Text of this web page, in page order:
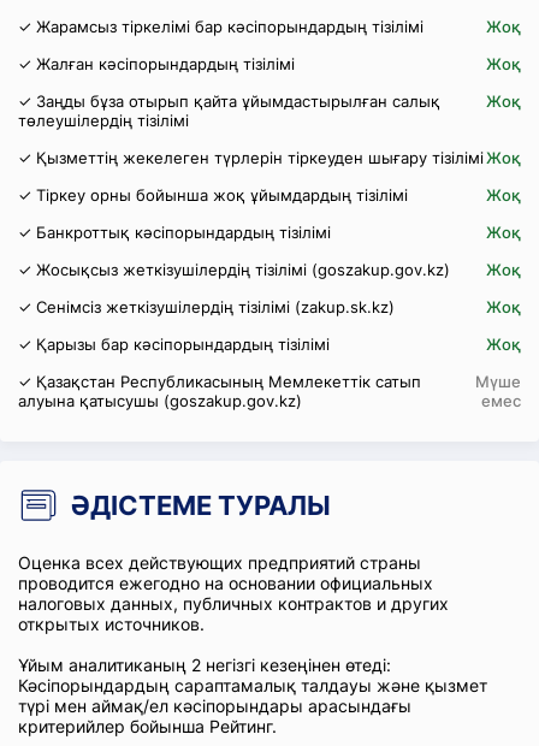
✓ Жарамсыз тіркелімі бар кәсіпорындардың тізілімі
Жоқ
✓ Жалған кәсіпорындардың тізілімі
Жоқ
✓ Заңды бұза отырып қайта ұйымдастырылған салық
төлеушілердің тізілімі
Жоқ
✓ Қызметтің жекелеген түрлерін тіркеуден шығару тізіліміЖоқ
✓ Тіркеу орны бойынша жоқ ұйымдардың тізілімі
Жоқ
✓ Банкроттық кәсіпорындардың тізілімі
Жоқ
✓ Жосықсыз жеткізушілердің тізілімі (goszakup.gov.kz)
Жоқ
✓ Сенімсіз жеткізушілердің тізілімі (zakup.sk.kz)
Жоқ
✓ Қарызы бар кәсіпорындардың тізілімі
Жоқ
✓ Қазақстан Республикасының Мемлекеттік сатып
алуына қатысушы (goszakup.gov.kz)
Мүше
емес
ӘДІСТЕМЕ ТУРАЛЫ
Оценка всех действующих предприятий страны
проводится ежегодно на основании официальных
налоговых данных, публичных контрактов и других
открытых источников.
Ұйым аналитиканың 2 негізгі кезеңінен өтеді:
Кәсіпорындардың сараптамалық талдауы және қызмет
түрі мен аймақ/ел кәсіпорындары арасындағы
критерийлер бойынша Рейтинг.